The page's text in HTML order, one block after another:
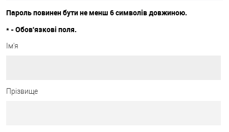
Пароль повинен бути не менш 6 символів довжиною.
* - Обов'язкові поля.
Ім'я
Прізвище